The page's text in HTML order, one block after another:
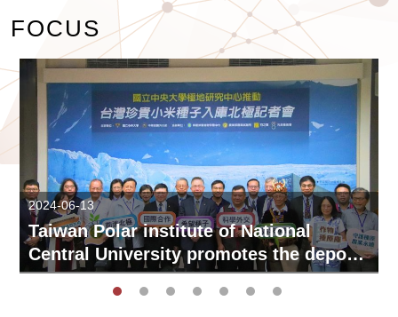
FOCUS
2024-06-13
Taiwan Polar institute of National
Central University promotes the deposit
of precious Taiwanese millet seeds into
arctic Seed Vault in pursuit of